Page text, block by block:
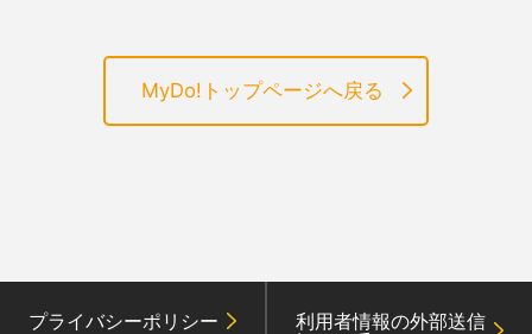
MyDo!トップページへ戻る
プライバシーポリシー 利用者情報の外部送信